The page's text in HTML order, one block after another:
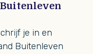
je in en
Buitenleven